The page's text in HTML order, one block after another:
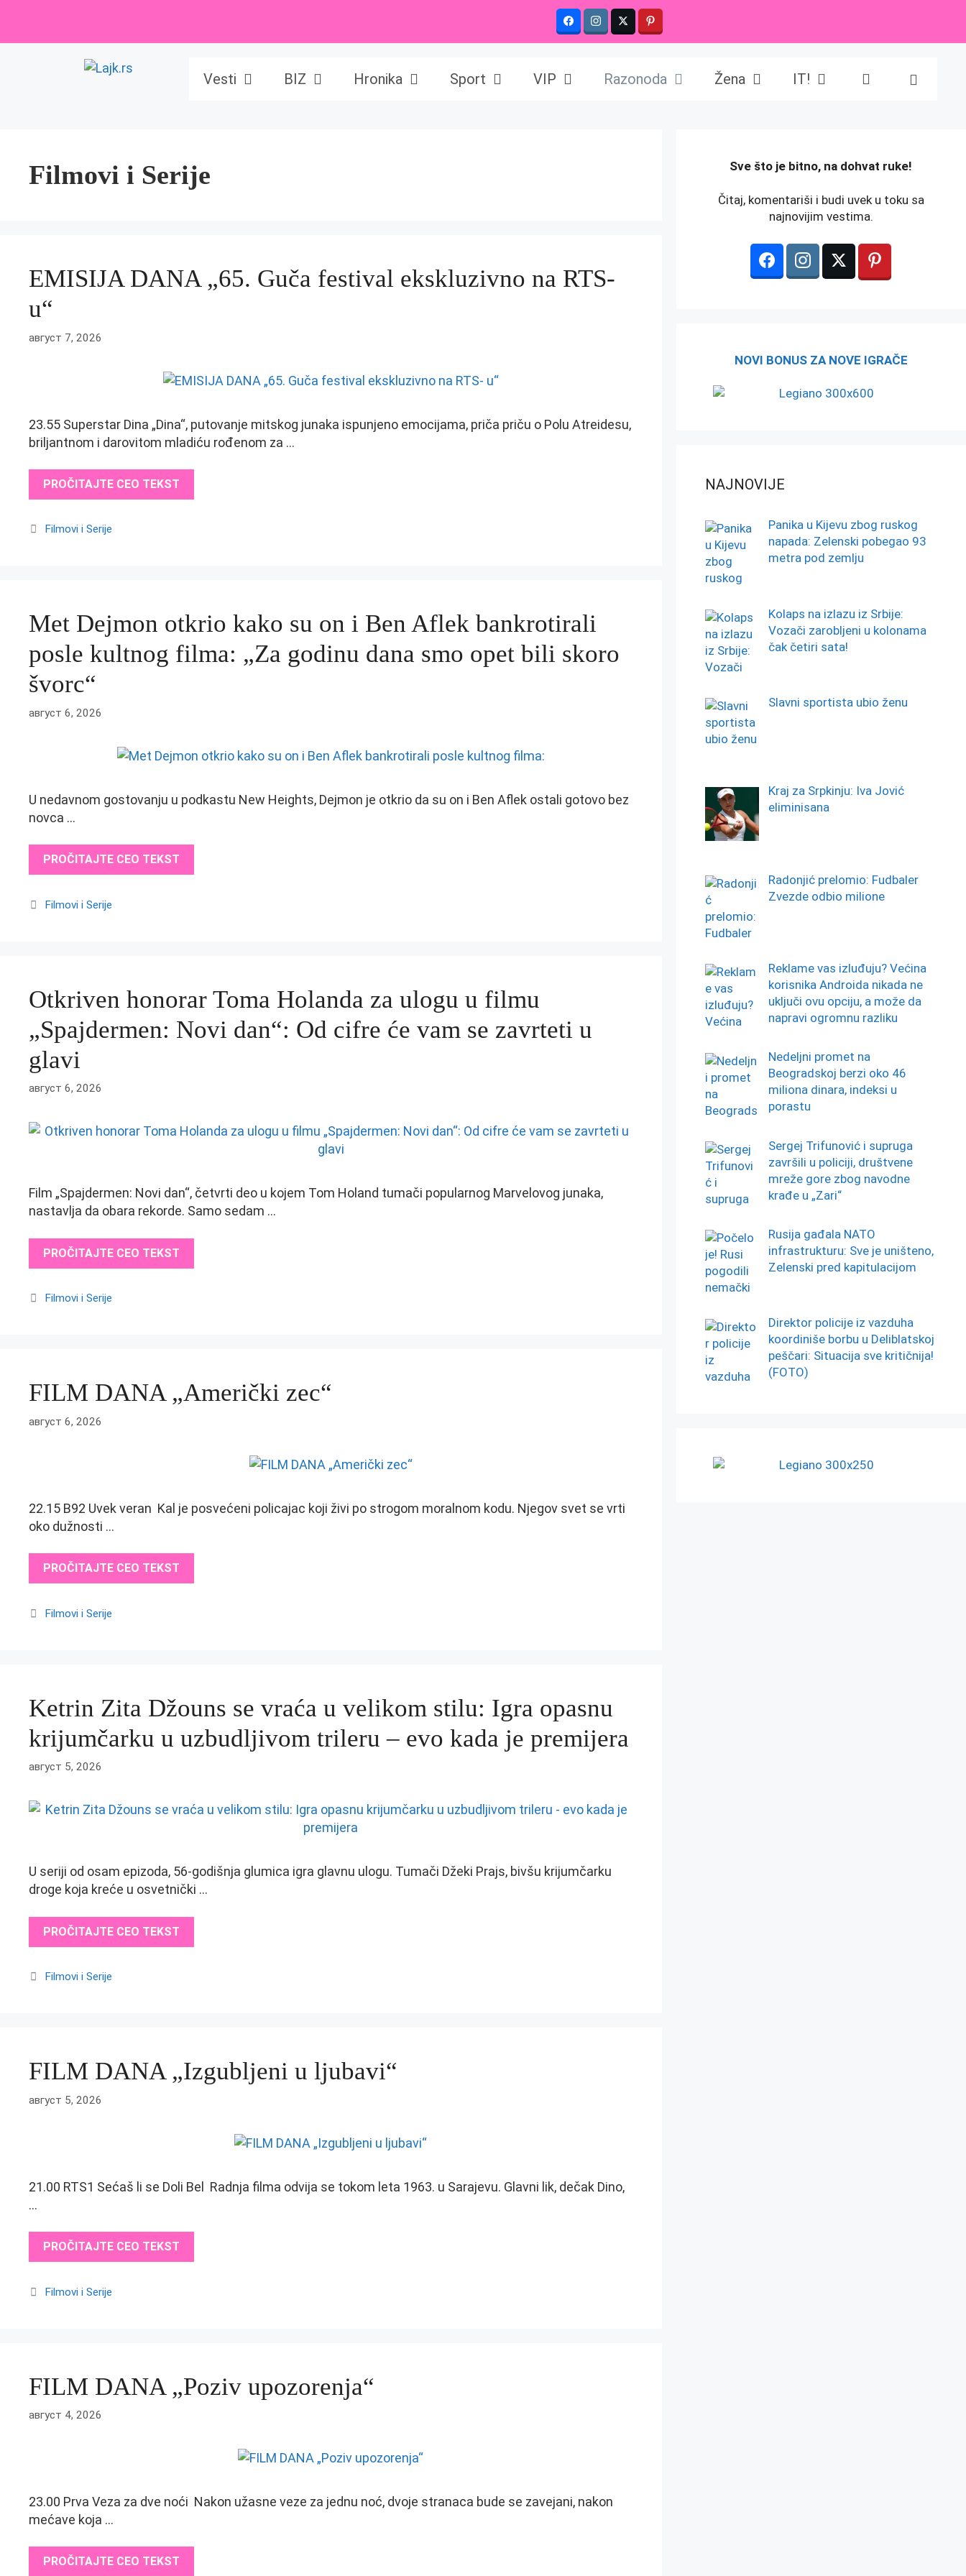
content
Vesti BIZ Hronika Sport VIP Razonoda Žena IT!
Filmovi i Serije
EMISIJA DANA „65. Guča festival ekskluzivno na RTS-
u“
август 7, 2026
23.55 Superstar Dina „Dina“, putovanje mitskog junaka ispunjeno emocijama, priča priču o Polu Atreidesu,
briljantnom i darovitom mladiću rođenom za …
PROČITAJTE CEO TEKST
Categories
Filmovi i Serije
Met Dejmon otkrio kako su on i Ben Aflek bankrotirali
posle kultnog filma: „Za godinu dana smo opet bili skoro
švorc“
август 6, 2026
U nedavnom gostovanju u podkastu New Heights, Dejmon je otkrio da su on i Ben Aflek ostali gotovo bez
novca …
PROČITAJTE CEO TEKST
Categories
Filmovi i Serije
Otkriven honorar Toma Holanda za ulogu u filmu
„Spajdermen: Novi dan“: Od cifre će vam se zavrteti u
glavi
август 6, 2026
Film „Spajdermen: Novi dan“, četvrti deo u kojem Tom Holand tumači popularnog Marvelovog junaka,
nastavlja da obara rekorde. Samo sedam …
PROČITAJTE CEO TEKST
Categories
Filmovi i Serije
FILM DANA „Američki zec“
август 6, 2026
22.15 B92 Uvek veran Kal je posvećeni policajac koji živi po strogom moralnom kodu. Njegov svet se vrti
oko dužnosti …
PROČITAJTE CEO TEKST
Categories
Filmovi i Serije
Ketrin Zita Džouns se vraća u velikom stilu: Igra opasnu
krijumčarku u uzbudljivom trileru – evo kada je premijera
август 5, 2026
U seriji od osam epizoda, 56-godišnja glumica igra glavnu ulogu. Tumači Džeki Prajs, bivšu krijumčarku
droge koja kreće u osvetnički …
PROČITAJTE CEO TEKST
Categories
Filmovi i Serije
FILM DANA „Izgubljeni u ljubavi“
август 5, 2026
21.00 RTS1 Sećaš li se Doli Bel Radnja filma odvija se tokom leta 1963. u Sarajevu. Glavni lik, dečak Dino,
…
PROČITAJTE CEO TEKST
Categories
Filmovi i Serije
FILM DANA „Poziv upozorenja“
август 4, 2026
23.00 Prva Veza za dve noći Nakon užasne veze za jednu noć, dvoje stranaca bude se zavejani, nakon
mećave koja …
PROČITAJTE CEO TEKST
️Sve što je bitno, na dohvat ruke!
Čitaj, komentariši i budi uvek u toku sa
najnovijim vestima.
NOVI BONUS ZA NOVE IGRAČE
NAJNOVIJE
Panika u Kijevu zbog ruskog
napada: Zelenski pobegao 93
metra pod zemlju
Kolaps na izlazu iz Srbije:
Vozači zarobljeni u kolonama
čak četiri sata!
Slavni sportista ubio ženu
Kraj za Srpkinju: Iva Jović
eliminisana
Radonjić prelomio: Fudbaler
Zvezde odbio milione
Reklame vas izluđuju? Većina
korisnika Androida nikada ne
uključi ovu opciju, a može da
napravi ogromnu razliku
Nedeljni promet na
Beogradskoj berzi oko 46
miliona dinara, indeksi u
porastu
Sergej Trifunović i supruga
završili u policiji, društvene
mreže gore zbog navodne
krađe u „Zari“
Rusija gađala NATO
infrastrukturu: Sve je uništeno,
Zelenski pred kapitulacijom
Direktor policije iz vazduha
koordiniše borbu u Deliblatskoj
peščari: Situacija sve kritičnija!
(FOTO)